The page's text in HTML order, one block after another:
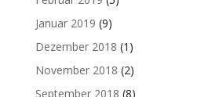
Januar 2019 (9)
Dezember 2018 (1)
November 2018 (2)
September 2018 (8)